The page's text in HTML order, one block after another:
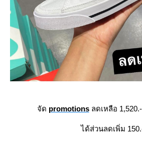
จัด promotions ลดเหลือ
ได้ส่วนลดเพิ่ม